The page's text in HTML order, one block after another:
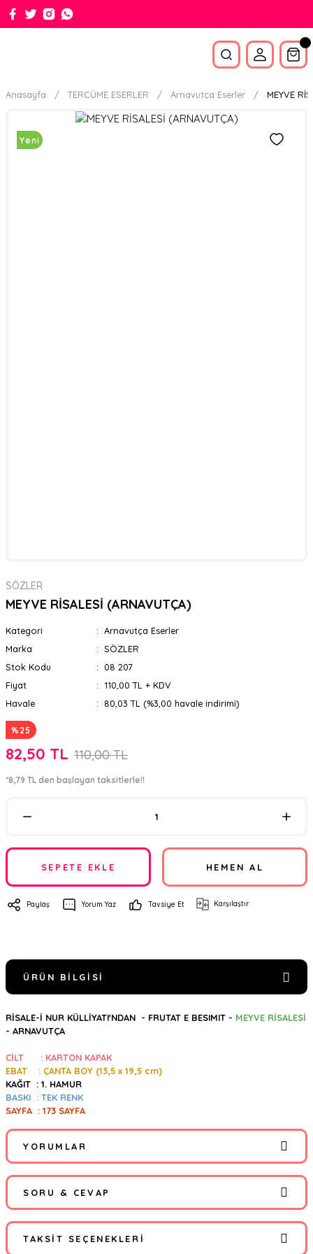
Anasayfa TERCÜME ESERLER Arnavutça Eserler MEYVE
Yeni
SÖZLER
MEYVE RİSALESİ (ARNAVUTÇA)
Kategori
Arnavutça Eserler
Marka
SÖZLER
Stok Kodu
08 207
Fiyat
110,00 TL + KDV
Havale
80,03 TL (%3,00 havale indirimi)
%25
82,50 TL 110,00 TL
*8,79 TL den başlayan taksitlerle!!
SEPETE EKLE HEMEN AL
Paylaş Yorum Yaz Tavsiye Et Karşılaştır
ÜRÜN BILGISI
RİSALE-İ NUR KÜLLİYATI'NDAN - FRUTAT E BESIMIT - MEYVE RİSALESİ
- ARNAVUTÇA
CİLT : KARTON KAPAK
EBAT : ÇANTA BOY (13,5 x 19,5 cm)
KAĞIT : 1. HAMUR
BASKI : TEK RENK
SAYFA : 173 SAYFA
YORUMLAR
Bu ürüne ilk yorumu siz yapın!
Yorum Yaz
SORU & CEVAP
TAKSIT SEÇENEKLERI